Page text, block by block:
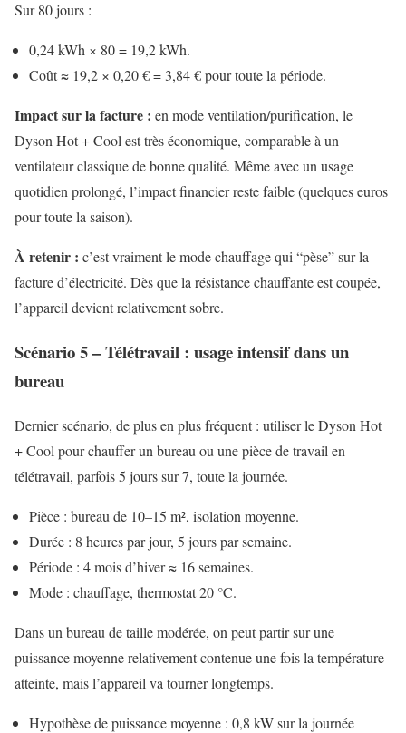
Sur 80 jours :
0,24 kWh × 80 = 19,2 kWh.
Coût ≈ 19,2 × 0,20 € = 3,84 € pour toute la période.
Impact sur la facture : en mode ventilation/purification, le
Dyson Hot + Cool est très économique, comparable à un
ventilateur classique de bonne qualité. Même avec un usage
quotidien prolongé, l’impact financier reste faible (quelques euros
pour toute la saison).
À retenir : c’est vraiment le mode chauffage qui “pèse” sur la
facture d’électricité. Dès que la résistance chauffante est coupée,
l’appareil devient relativement sobre.
Scénario 5 – Télétravail : usage intensif dans un
bureau
Dernier scénario, de plus en plus fréquent : utiliser le Dyson Hot
+ Cool pour chauffer un bureau ou une pièce de travail en
télétravail, parfois 5 jours sur 7, toute la journée.
Pièce : bureau de 10–15 m², isolation moyenne.
Durée : 8 heures par jour, 5 jours par semaine.
Période : 4 mois d’hiver ≈ 16 semaines.
Mode : chauffage, thermostat 20 °C.
Dans un bureau de taille modérée, on peut partir sur une
puissance moyenne relativement contenue une fois la température
atteinte, mais l’appareil va tourner longtemps.
Hypothèse de puissance moyenne : 0,8 kW sur la journée